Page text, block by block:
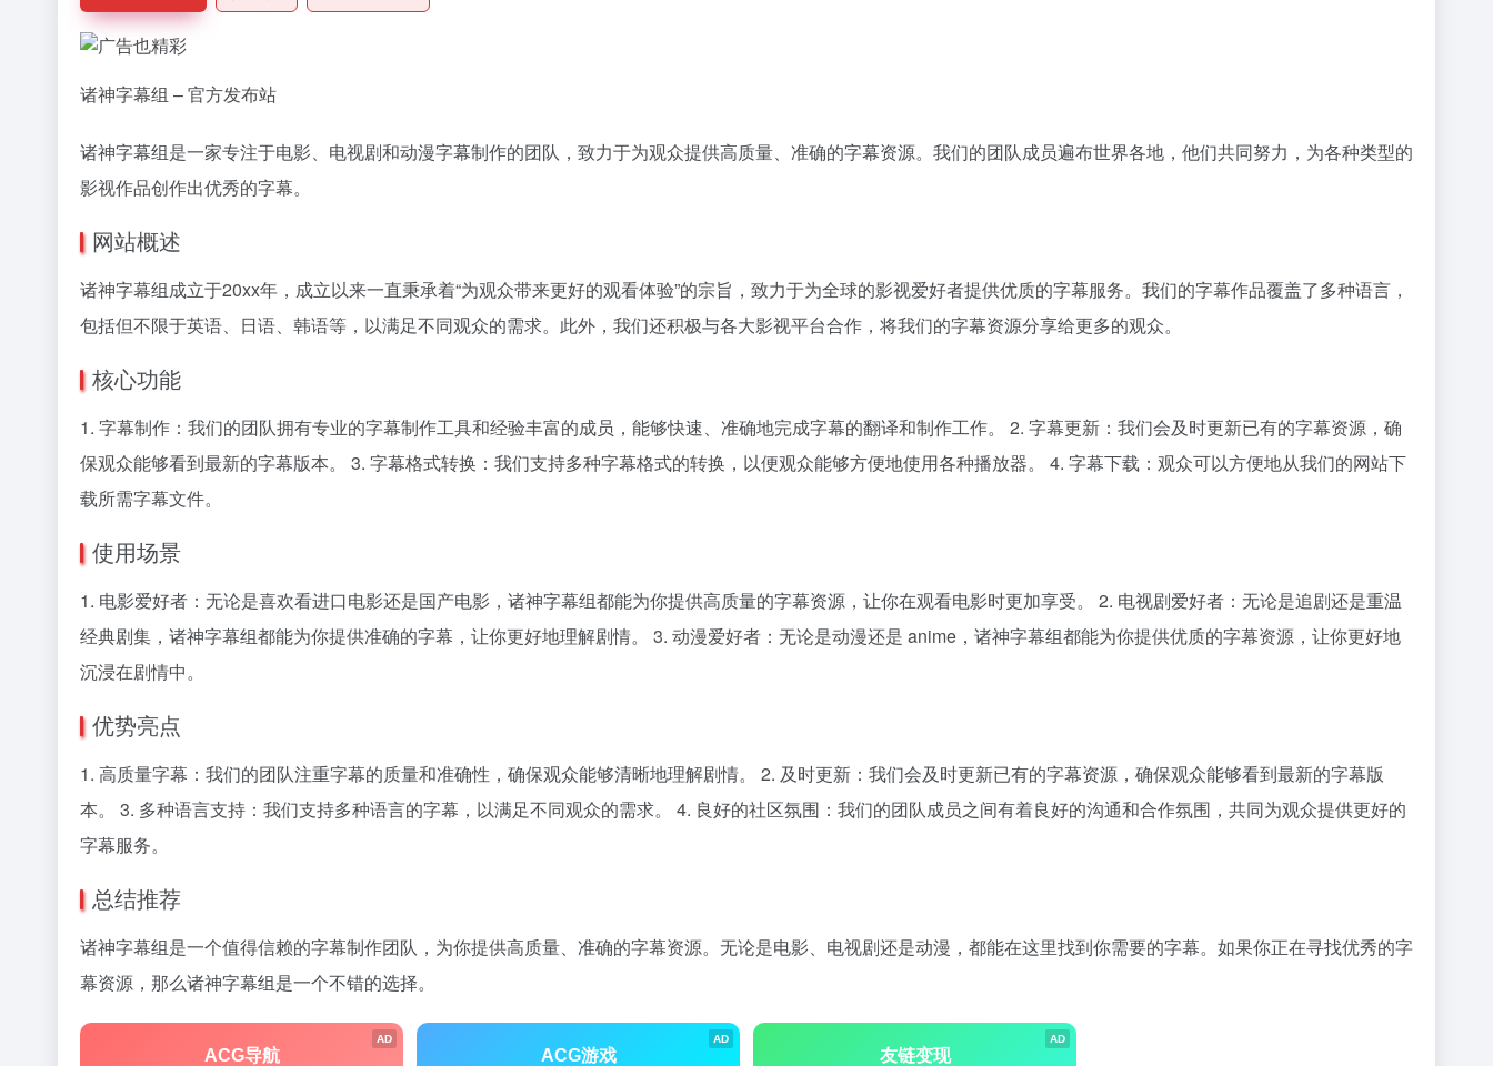
诸神字幕组 – 官方发布站
诸神字幕组是一家专注于电影、电视剧和动漫字幕制作的团队，致力于为观众提供高质量、准确的字幕资源。我们的团队成员遍布世界各地，他们共同努力，为各种类型的
影视作品创作出优秀的字幕。
网站概述
诸神字幕组成立于20xx年，成立以来一直秉承着“为观众带来更好的观看体验”的宗旨，致力于为全球的影视爱好者提供优质的字幕服务。我们的字幕作品覆盖了多种语言，
包括但不限于英语、日语、韩语等，以满足不同观众的需求。此外，我们还积极与各大影视平台合作，将我们的字幕资源分享给更多的观众。
核心功能
1. 字幕制作：我们的团队拥有专业的字幕制作工具和经验丰富的成员，能够快速、准确地完成字幕的翻译和制作工作。 2. 字幕更新：我们会及时更新已有的字幕资源，确
保观众能够看到最新的字幕版本。 3. 字幕格式转换：我们支持多种字幕格式的转换，以便观众能够方便地使用各种播放器。 4. 字幕下载：观众可以方便地从我们的网站下
载所需字幕文件。
使用场景
1. 电影爱好者：无论是喜欢看进口电影还是国产电影，诸神字幕组都能为你提供高质量的字幕资源，让你在观看电影时更加享受。 2. 电视剧爱好者：无论是追剧还是重温
经典剧集，诸神字幕组都能为你提供准确的字幕，让你更好地理解剧情。 3. 动漫爱好者：无论是动漫还是 anime，诸神字幕组都能为你提供优质的字幕资源，让你更好地
沉浸在剧情中。
优势亮点
1. 高质量字幕：我们的团队注重字幕的质量和准确性，确保观众能够清晰地理解剧情。 2. 及时更新：我们会及时更新已有的字幕资源，确保观众能够看到最新的字幕版
本。 3. 多种语言支持：我们支持多种语言的字幕，以满足不同观众的需求。 4. 良好的社区氛围：我们的团队成员之间有着良好的沟通和合作氛围，共同为观众提供更好的
字幕服务。
总结推荐
诸神字幕组是一个值得信赖的字幕制作团队，为你提供高质量、准确的字幕资源。无论是电影、电视剧还是动漫，都能在这里找到你需要的字幕。如果你正在寻找优秀的字
幕资源，那么诸神字幕组是一个不错的选择。
AD
ACG导航
AD
ACG游戏
AD
友链变现